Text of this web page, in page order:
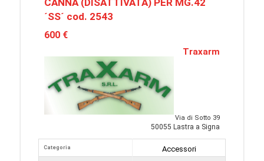
´SS´ cod. 2543
600 €
Traxarm
Via di Sotto 39
50055 Lastra a Signa
Categoria
Accessori